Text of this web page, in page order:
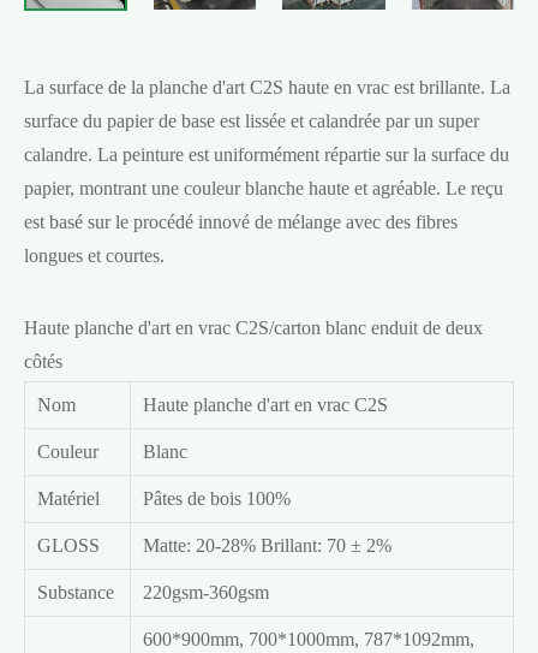
La surface de la planche d'art C2S haute en vrac est brillante. La
surface du papier de base est lissée et calandrée par un super
calandre. La peinture est uniformément répartie sur la surface du
papier, montrant une couleur blanche haute et agréable. Le reçu
est basé sur le procédé innové de mélange avec des fibres
longues et courtes.
Haute planche d'art en vrac C2S/carton blanc enduit de deux
côtés
Nom Haute planche d'art en vrac C2S
Couleur Blanc
Matériel Pâtes de bois 100%
GLOSS Matte: 20-28% Brillant: 70 ± 2%
Substance 220gsm-360gsm
600*900mm, 700*1000mm, 787*1092mm,